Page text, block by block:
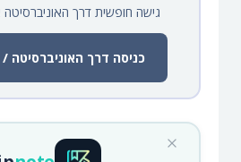
גישה חופשית דרך
כניסה דרך האוניברסיטה